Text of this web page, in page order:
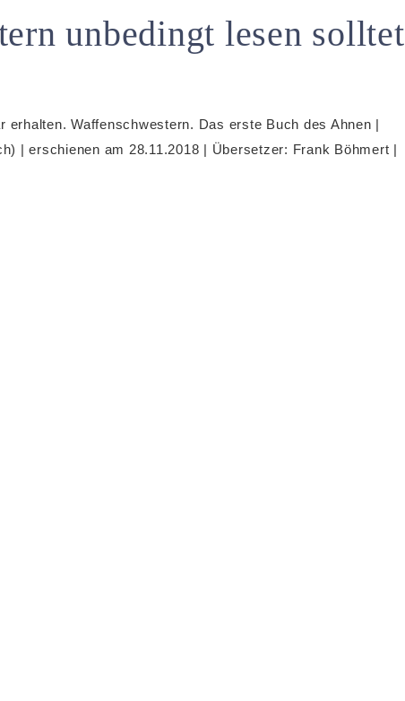
unbedingt lesen solltet
Waffenschwestern. Das erste Buch des Ahnen |
| erschienen am 28.11.2018 | Übersetzer: Frank Böhmert |